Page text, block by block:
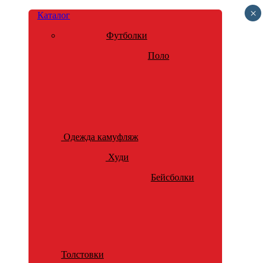
Каталог
Футболки
Поло
Одежда камуфляж
Худи
Бейсболки
Толстовки
×